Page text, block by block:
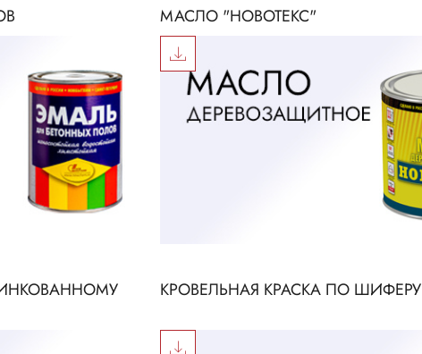
МАСЛО "НОВОТЕКС"
КРОВЕЛЬНАЯ КРАСКА ПО ШИФЕРУ